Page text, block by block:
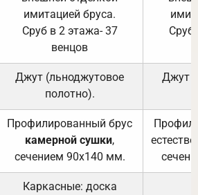
имитацией бруса.
Сруб в 2 этажа- 37
венцов
Сруб
Джут (льноджутовое
полотно).
Джут
Профилированный брус
камерной сушки,
сечением 90х140 мм.
Каркасные: доска